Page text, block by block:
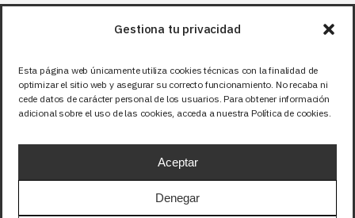
Gestiona tu privacidad
Esta página web únicamente utiliza cookies técnicas con la finalidad de
optimizar el sitio web y asegurar su correcto funcionamiento. No recaba ni
cede datos de carácter personal de los usuarios. Para obtener información
adicional sobre el uso de las cookies, acceda a nuestra Política de cookies.
Aceptar
Denegar
Política de cookies
Síguenos
Facebook
X (Twitter)
Instagram